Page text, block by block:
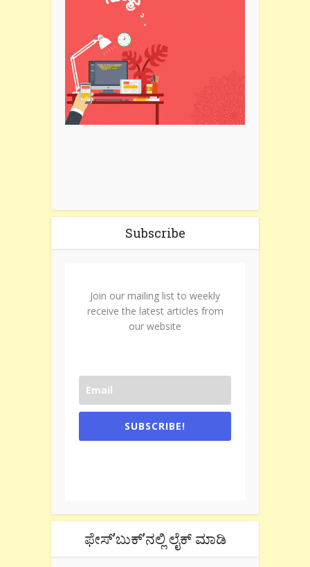
Subscribe
Join our mailing list to weekly
receive the latest articles from
our website
SUBSCRIBE!
ಫೇಸ್’ಬುಕ್’ನಲ್ಲಿ ಲೈಕ್ ಮಾಡಿ